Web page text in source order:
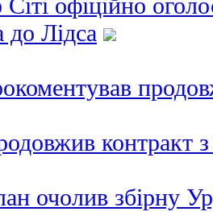
Лідса
контракт
очолив збірну